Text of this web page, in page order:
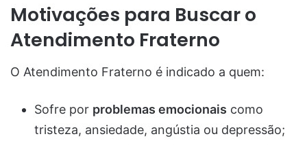
Motivações para Buscar o
Atendimento Fraterno
O Atendimento Fraterno é indicado a quem:
Sofre por problemas emocionais como
tristeza, ansiedade, angústia ou depressão;